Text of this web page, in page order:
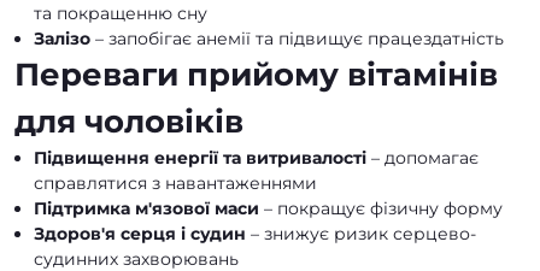
та покращенню сну
Залізо – запобігає анемії та підвищує працездатність
Переваги прийому вітамінів
для чоловіків
Підвищення енергії та витривалості – допомагає
справлятися з навантаженнями
Підтримка м'язової маси – покращує фізичну форму
Здоров'я серця і судин – знижує ризик серцево-
судинних захворювань